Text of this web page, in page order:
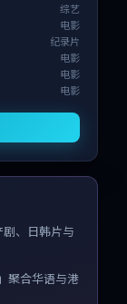
综艺
电影
纪录片
电影
电影
电影
、日韩片与
聚合华语与港